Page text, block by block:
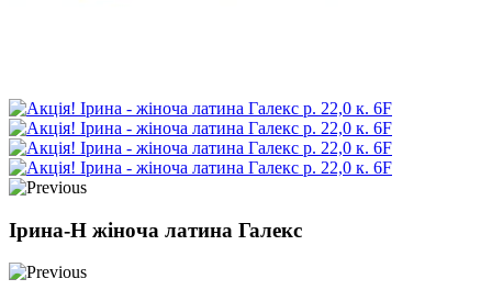
Ірина-Н жіноча латина Галекс